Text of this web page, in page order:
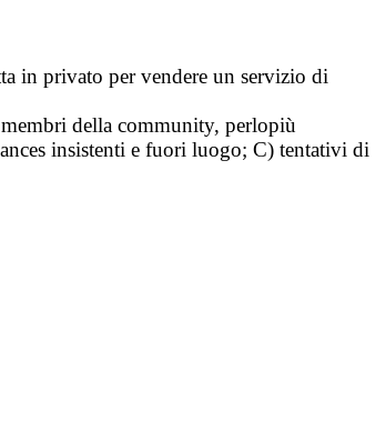
in privato per vendere un servizio di
della community, perlopiù
insistenti e fuori luogo; C) tentativi di